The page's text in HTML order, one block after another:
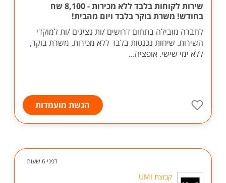
שירות לקוחות בלבד ללא מכירות - 8,100 שח
בחודש! משרת בוקר בלבד ויום מהבית!
לחברה מובילה בתחום דרושים /ות נציגים /ות למוקדי
השירות. שיחות נכנסות בלבד ללא מכירות. משרת בוקר,
ללא ימי שישי. אופציה...
הגשת מועמדות
לפני 6 שעות
קבוצת UMI